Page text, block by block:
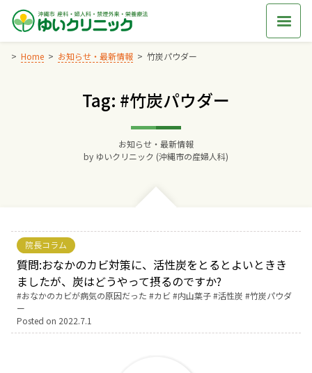
Skip
content
Home お知らせ・最新情報 竹炭パウダー
Tag: #竹炭パウダー
お知らせ・最新情報
by ゆいクリニック (沖縄市の産婦人科)
院長コラム
質問:おなかのカビ対策に、活性炭をとるとよいときき
ましたが、炭はどうやって摂るのですか?
Tags:
おなかのカビが病気の原因だった カビ 内山葉子 活性炭
竹炭パウダ
ー
Posted on 2022.7.1
Home
交通アクセス
診療料金
妊婦健診
お産について